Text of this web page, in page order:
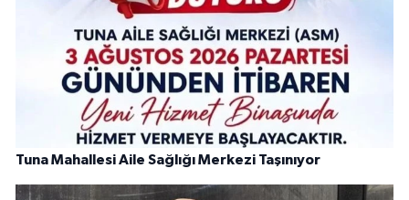
Tuna Mahallesi Aile Sağlığı Merkezi Taşınıyor